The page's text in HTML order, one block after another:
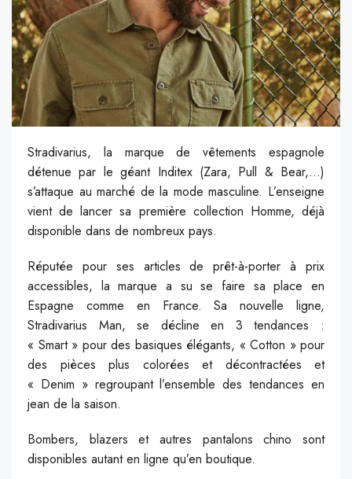
Stradivarius, la marque de vêtements espagnole
détenue par le géant Inditex (Zara, Pull & Bear,…)
s’attaque au marché de la mode masculine. L’enseigne
vient de lancer sa première collection Homme, déjà
disponible dans de nombreux pays.
Réputée pour ses articles de prêt-à-porter à prix
accessibles, la marque a su se faire sa place en
Espagne comme en France. Sa nouvelle ligne,
Stradivarius Man, se décline en 3 tendances :
« Smart » pour des basiques élégants, « Cotton » pour
des pièces plus colorées et décontractées et
« Denim » regroupant l’ensemble des tendances en
jean de la saison.
Bombers, blazers et autres pantalons chino sont
disponibles autant en ligne qu’en boutique.